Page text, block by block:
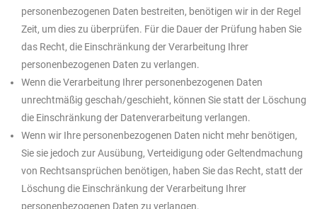
personenbezogenen Daten bestreiten, benötigen wir in der Regel
Zeit, um dies zu überprüfen. Für die Dauer der Prüfung haben Sie
das Recht, die Einschränkung der Verarbeitung Ihrer
personenbezogenen Daten zu verlangen.
Wenn die Verarbeitung Ihrer personenbezogenen Daten
unrechtmäßig geschah/geschieht, können Sie statt der Löschung
die Einschränkung der Datenverarbeitung verlangen.
Wenn wir Ihre personenbezogenen Daten nicht mehr benötigen,
Sie sie jedoch zur Ausübung, Verteidigung oder Geltendmachung
von Rechtsansprüchen benötigen, haben Sie das Recht, statt der
Löschung die Einschränkung der Verarbeitung Ihrer
personenbezogenen Daten zu verlangen.